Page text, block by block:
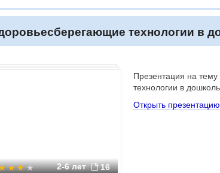
технологии в
2-6 лет 16
Презентация на
технологии в
Открыть